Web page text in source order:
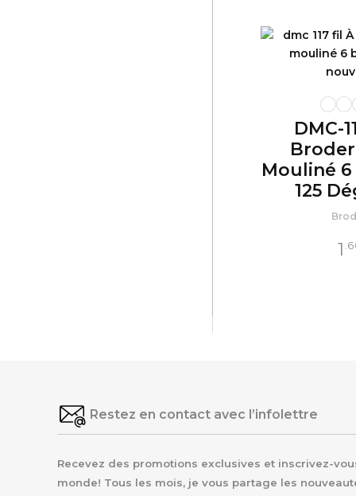
DMC-
Mouliné
125
1
Restez en contact avec l’infolettre
Recevez des promotions exclusives et inscrivez-
monde! Tous les mois, je vous partage les